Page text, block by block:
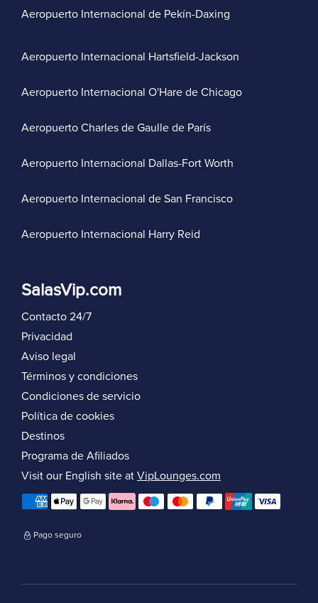
Aeropuerto Internacional de Pekín-Daxing
Aeropuerto Internacional Hartsfield-Jackson
Aeropuerto Internacional O'Hare de Chicago
Aeropuerto Charles de Gaulle de París
Aeropuerto Internacional Dallas-Fort Worth
Aeropuerto Internacional de San Francisco
Aeropuerto Internacional Harry Reid
SalasVip.com
Contacto 24/7
Privacidad
Aviso legal
Términos y condiciones
Condiciones de servicio
Política de cookies
Destinos
Programa de Afiliados
Visit our English site at VipLounges.com
Pago seguro